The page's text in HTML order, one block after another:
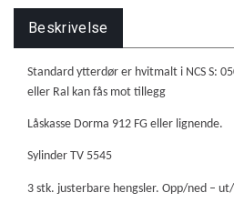
Beskrivelse
Standard ytterdør er hvitmalt i NCS S:
eller Ral kan fås mot tillegg
Låskasse Dorma 912 FG eller lignende.
Sylinder TV 5545
3 stk. justerbare hengsler. Opp/ned –